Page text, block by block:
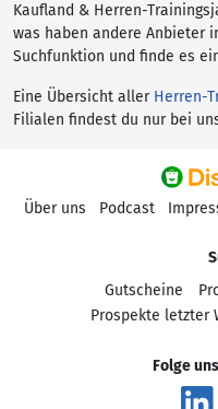
Kaufland & Herren-
was haben andere Anbieter
Suchfunktion und finde es
Eine Übersicht aller Herren-
Filialen findest du nur bei
Über uns Podcast
Gutscheine
Prospekte letzter
Folge